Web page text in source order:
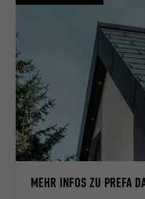
MEHR INFOS ZU PREFA